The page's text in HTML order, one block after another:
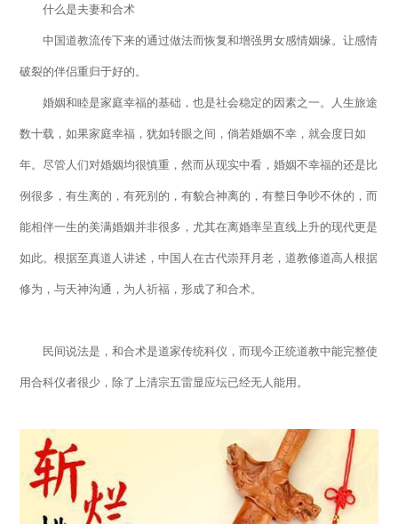
什么是夫妻和合术
中国道教流传下来的通过做法而恢复和增强男女感情姻缘。让感情
破裂的伴侣重归于好的。
婚姻和睦是家庭幸福的基础，也是社会稳定的因素之一。人生旅途
数十载，如果家庭幸福，犹如转眼之间，倘若婚姻不幸，就会度日如
年。尽管人们对婚姻均很慎重，然而从现实中看，婚姻不幸福的还是比
例很多，有生离的，有死别的，有貌合神离的，有整日争吵不休的，而
能相伴一生的美满婚姻并非很多，尤其在离婚率呈直线上升的现代更是
如此。根据至真道人讲述，中国人在古代崇拜月老，道教修道高人根据
修为，与天神沟通，为人祈福，形成了和合术。
民间说法是，和合术是道家传统科仪，而现今正统道教中能完整使
用合科仪者很少，除了上清宗五雷显应坛已经无人能用。